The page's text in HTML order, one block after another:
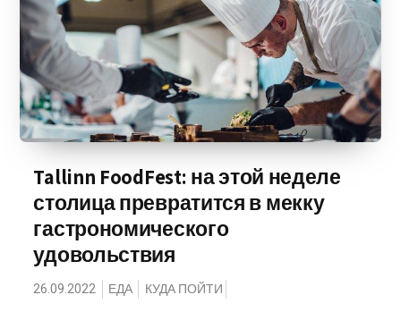
Tallinn FoodFest: на этой неделе
столица превратится в мекку
гастрономического
удовольствия
26.09.2022 ЕДА КУДА ПОЙТИ